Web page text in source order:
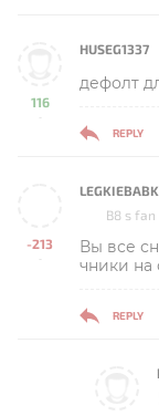
116
-
HUSEG1337
дефолт
REPLY
-213
-
B8 s fan
Вы все
чники на
REPLY